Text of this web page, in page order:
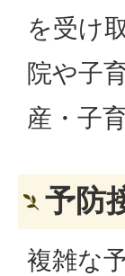
を受け
院や子
産・子
予防
複雑な